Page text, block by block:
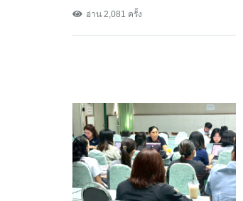
อ่าน 2,081 ครั้ง